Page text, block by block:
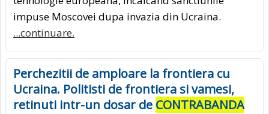
impuse Moscovei dupa invazia din Ucraina.
...continuare.
Perchezitii de amploare la frontiera cu
Ucraina. Politisti de frontiera si vamesi,
retinuti intr-un dosar de CONTRABANDA